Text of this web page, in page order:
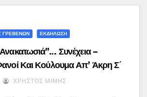
ΓΡΕΒΕΝΩΝ ΕΚΔΗΛΩΣΗ
Συνέχεια –
Και Κούλουμα Απ’ Άκρη Σ΄
ΧΡΉΣΤΟΣ ΜΊΜΗΣ